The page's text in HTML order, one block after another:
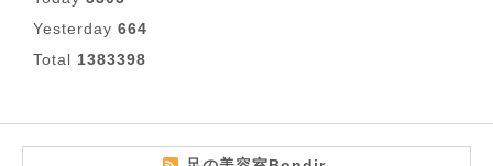
Yesterday 664
Total 1383398